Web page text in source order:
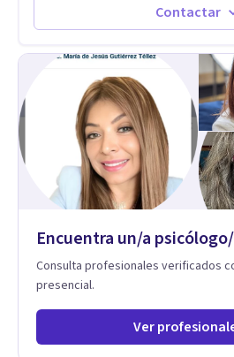
desarrollamos una mayor conciencia
interior y de la manera en que
es ofrecer un espacio de
basado en la comprensión, la
ritmo de cada persona. Integro
de la psicología con un enfoque
ayudar a mis clientes a comprender
fortalecer sus recursos personales,
estrategias de afrontamiento y
resiliencia y bienestar. Creo profundamente en la
autoconciencia como un camino
auténtica y significativa.
Contactar
Encuentra un/a
Consulta profesionales verificados
presencial.
Ver